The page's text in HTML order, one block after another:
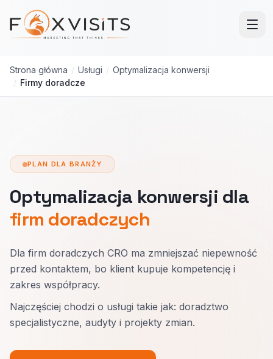
Przejdź do treści głównej
Strona główna / Usługi / Optymalizacja konwersji
/ Firmy doradcze
PLAN DLA BRANŻY
Optymalizacja konwersji dla
firm doradczych
Dla firm doradczych CRO ma zmniejszać niepewność
przed kontaktem, bo klient kupuje kompetencję i
zakres współpracy.
Najczęściej chodzi o usługi takie jak: doradztwo
specjalistyczne, audyty i projekty zmian.